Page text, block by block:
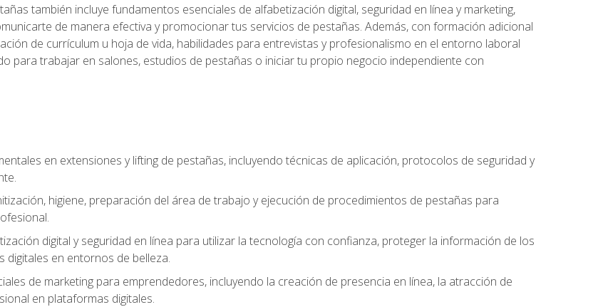
también incluye fundamentos esenciales de alfabetización digital, seguridad en línea y marketing,
de manera efectiva y promocionar tus servicios de pestañas. Además, con formación adicional
de currículum u hoja de vida, habilidades para entrevistas y profesionalismo en el entorno laboral
para trabajar en salones, estudios de pestañas o iniciar tu propio negocio independiente con
en extensiones y lifting de pestañas, incluyendo técnicas de aplicación, protocolos de seguridad y
higiene, preparación del área de trabajo y ejecución de procedimientos de pestañas para
digital y seguridad en línea para utilizar la tecnología con confianza, proteger la información de los
digitales en entornos de belleza.
de marketing para emprendedores, incluyendo la creación de presencia en línea, la atracción de
en plataformas digitales.